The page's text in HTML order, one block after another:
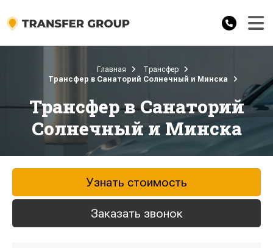
Главная
Трансфер
Трансфер в Санаторий Солнечный и Минска
Трансфер в Санаторий
Солнечный и Минска
Узнать стоимость
Заказать звонок